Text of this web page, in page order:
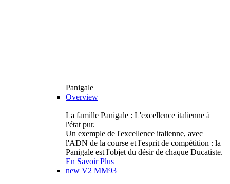
Panigale
Overview
La famille Panigale : L'excellence italienne à
l'état pur.
Un exemple de l'excellence italienne, avec
l'ADN de la course et l'esprit de compétition : la
Panigale est l'objet du désir de chaque Ducatiste.
En Savoir Plus
new V2 MM93